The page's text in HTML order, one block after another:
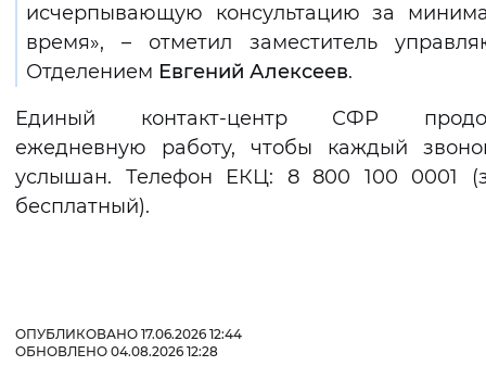
исчерпывающую консультацию за
время», – отметил заместитель
Отделением Евгений Алексеев.
Единый контакт-центр СФР
ежедневную работу, чтобы каждый
услышан. Телефон ЕКЦ: 8 800 100 0001
бесплатный).
ОПУБЛИКОВАНО 17.06.2026 12:44
ОБНОВЛЕНО 04.08.2026 12:28